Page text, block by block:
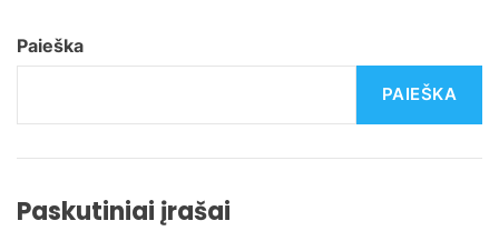
i
a
i
Paieška
PAIEŠKA
Paskutiniai įrašai